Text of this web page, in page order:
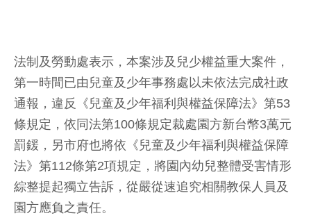
法制及勞動處表示，本案涉及兒少權益重大案件，
第一時間已由兒童及少年事務處以未依法完成社政
通報，違反《兒童及少年福利與權益保障法》第53
條規定，依同法第100條規定裁處園方新台幣3萬元
罰鍰，另市府也將依《兒童及少年福利與權益保障
法》第112條第2項規定，將園內幼兒整體受害情形
綜整提起獨立告訴，從嚴從速追究相關教保人員及
園方應負之責任。